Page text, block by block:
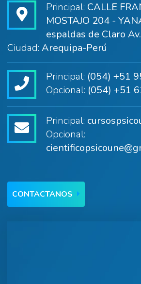
Principal: CALLE
MOSTAJO 204 -
espaldas de Claro
Ciudad: Arequipa-Perú
Principal: (054) +51
Opcional: (054) +51
Principal:
Opcional:
CONTACTANOS